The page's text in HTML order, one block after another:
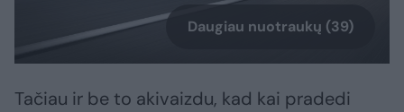
Daugiau nuotraukų (39)
Tačiau ir be to akivaizdu, kad kai pradedi